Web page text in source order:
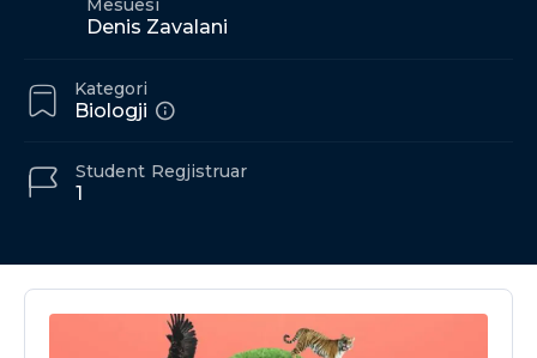
Mësuesi
Denis Zavalani
Kategori
Biologji
1
Student Regjistruar